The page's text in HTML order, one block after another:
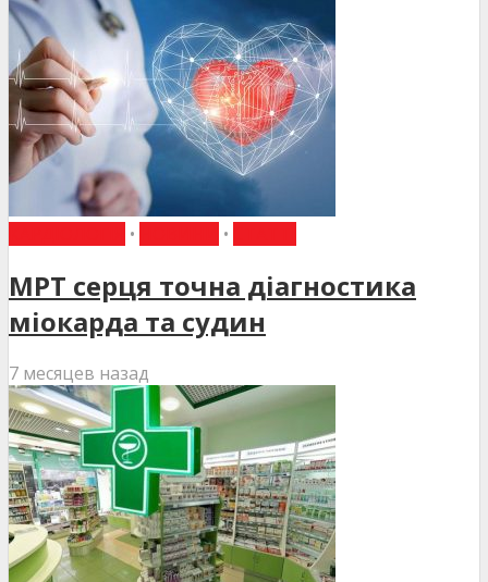
• •
МРТ серця точна діагностика
міокарда та судин
7 месяцев назад